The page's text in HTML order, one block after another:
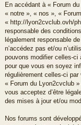
de
En accédant à « Forum
« notre », « nos », «
« http://lyon2cvclub.ovh/
responsable des
légalement responsable
n’accédez pas et/ou
pouvons modifier celles-ci
pour que vous en soyez
régulièrement celles-ci
« Forum du Lyon2cvclub
vous acceptez d’être
des mises à jour et/ou
Nos forums sont